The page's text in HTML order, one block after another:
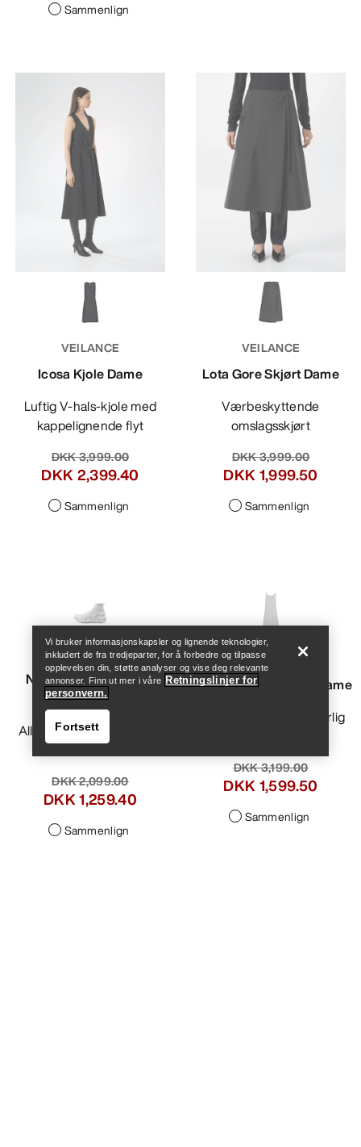
Help
Sammenlign
VEILANCE
Icosa Kjole Dame
Luftig V-hals-kjole med
kappelignende flyt
DKK 3,999.00
DKK 2,399.40
Sammenlign
VEILANCE
Lota Gore Skjørt Dame
Værbeskyttende
omslagsskjørt
DKK 3,999.00
DKK 1,999.50
Sammenlign
Norvan 4 Nivalis GTX
Grotto sko Dame
Allsidig terrengløpesko til
vinterbruk
DKK 2,099.00
DKK 1,259.40
Sammenlign
VEILANCE
Demlo Ermeløs kjole Dame
DKK 3,199.00
DKK 1,599.50
Sammenlign
Vi bruker informasjonskapsler og lignende teknologier,
inkludert de fra tredjeparter, for å forbedre og tilpasse
opplevelsen din, støtte analyser og vise deg relevante
annonser. Finn ut mer i våre Retningslinjer for
personvern.
Fortsett